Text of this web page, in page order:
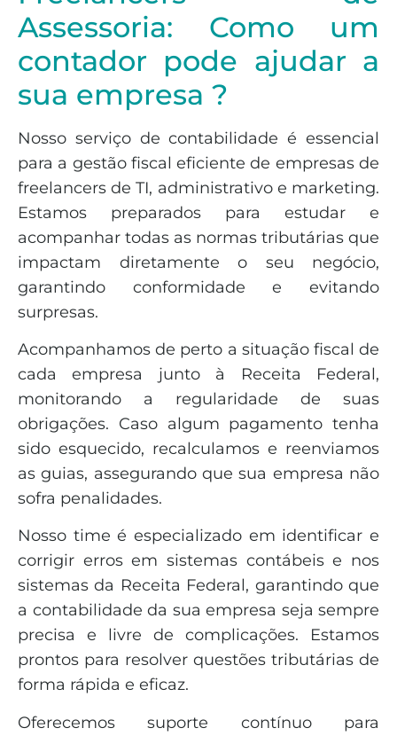
Assessoria: Como um
contador pode ajudar a
sua empresa ?
Nosso serviço de contabilidade é essencial
para a gestão fiscal eficiente de empresas de
freelancers de TI, administrativo e marketing.
Estamos preparados para estudar e
acompanhar todas as normas tributárias que
impactam diretamente o seu negócio,
garantindo conformidade e evitando
surpresas.
Acompanhamos de perto a situação fiscal de
cada empresa junto à Receita Federal,
monitorando a regularidade de suas
obrigações. Caso algum pagamento tenha
sido esquecido, recalculamos e reenviamos
as guias, assegurando que sua empresa não
sofra penalidades.
Nosso time é especializado em identificar e
corrigir erros em sistemas contábeis e nos
sistemas da Receita Federal, garantindo que
a contabilidade da sua empresa seja sempre
precisa e livre de complicações. Estamos
prontos para resolver questões tributárias de
forma rápida e eficaz.
Oferecemos suporte contínuo para